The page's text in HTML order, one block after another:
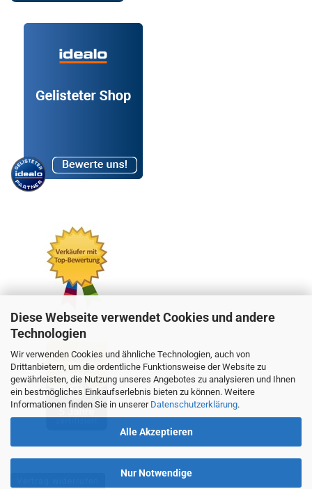
Diese Webseite verwendet Cookies und andere
Technologien
Wir verwenden Cookies und ähnliche Technologien, auch von
Drittanbietern, um die ordentliche Funktionsweise der Website zu
gewährleisten, die Nutzung unseres Angebotes zu analysieren und Ihnen
ein bestmögliches Einkaufserlebnis bieten zu können. Weitere
Informationen finden Sie in unserer Datenschutzerklärung.
Alle Akzeptieren
Nur Notwendige